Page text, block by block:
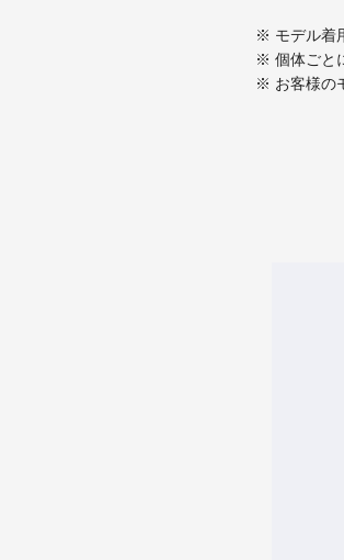
※ モデル着
※ 個体ごと
※ お客様の